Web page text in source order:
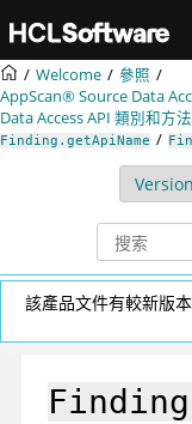
Welcome
參照
AppScan® Source Data
Data Access API 類別和方法
Finding.getApiName
該產品文件有較新版本